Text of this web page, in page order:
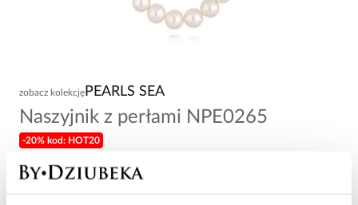
zobacz kolekcję PEARLS SEA
Naszyjnik z perłami NPE0265
-20% kod: HOT20
98,00 zł